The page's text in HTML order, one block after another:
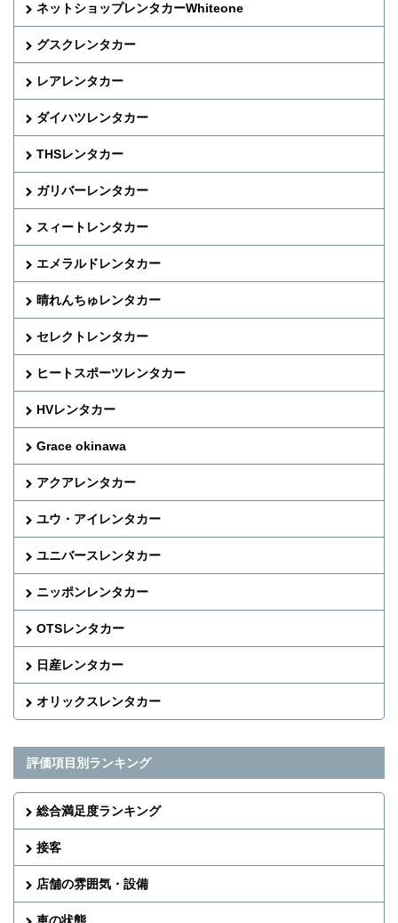
ネットショップレンタカーWhiteone
グスクレンタカー
レアレンタカー
ダイハツレンタカー
THSレンタカー
ガリバーレンタカー
スィートレンタカー
エメラルドレンタカー
晴れんちゅレンタカー
セレクトレンタカー
ヒートスポーツレンタカー
HVレンタカー
Grace okinawa
アクアレンタカー
ユウ・アイレンタカー
ユニバースレンタカー
ニッポンレンタカー
OTSレンタカー
日産レンタカー
オリックスレンタカー
評価項目別ランキング
総合満足度ランキング
接客
店舗の雰囲気・設備